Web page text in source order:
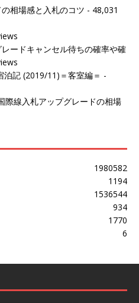
相場感と入札のコツ - 48,031
ードキャンセル待ちの確率や確
記 (2019/11)＝客室編＝ -
線入札アップグレードの相場
1980582
1194
1536544
934
1770
6